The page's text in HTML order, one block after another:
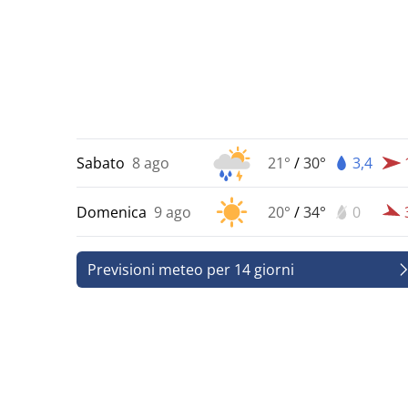
Sabato 8 ago 21° /30° 3,4
Domenica 9 ago 20° /34° 0
Previsioni meteo per 14 giorni